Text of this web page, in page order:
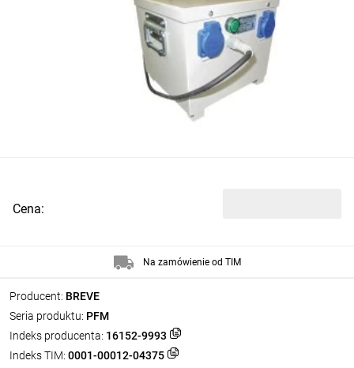
Producent: BREVE
Seria produktu: PFM
Indeks producenta: 16152-9993
Indeks TIM: 0001-00012-04375
Cena:
Na zamówienie od TIM